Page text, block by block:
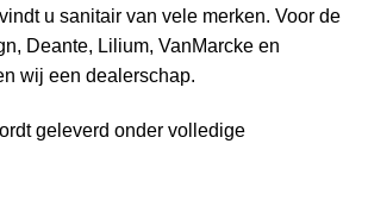
u sanitair van vele merken. Voor de
, Deante, Lilium,VanMarcke en
wij een dealerschap.
geleverd onder volledige